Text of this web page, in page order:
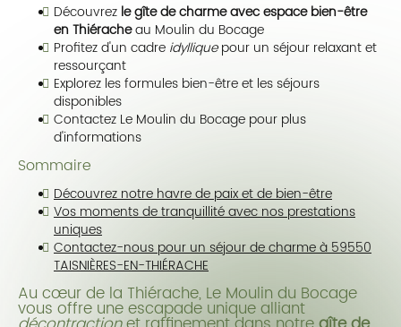
Découvrez le gîte de charme avec espace bien-être
en Thiéracheau Moulin du Bocage
Profitez d'un cadre idylliquepour un séjour relaxant et
ressourçant
Explorez les formules bien-être et les séjours
disponibles
Contactez Le Moulin du Bocage pour plus
d'informations
Sommaire
Découvrez notre havre de paix et de bien-être
Vos moments de tranquillité avec nos prestations
uniques
Contactez-nous pour un séjour de charme à 59550
TAISNIÈRES-EN-THIÉRACHE
Au cœur de la Thiérache, Le Moulin du Bocage
vous offre une escapade unique alliant